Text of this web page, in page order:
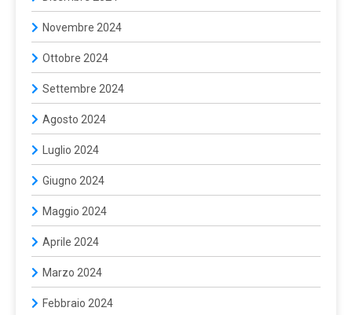
Novembre 2024
Ottobre 2024
Settembre 2024
Agosto 2024
Luglio 2024
Giugno 2024
Maggio 2024
Aprile 2024
Marzo 2024
Febbraio 2024